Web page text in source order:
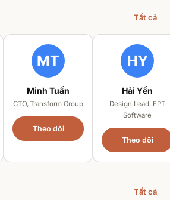
Tất cả
Minh Tuấn
CTO, Transform Group
Theo dõi
Hải Yến
Design Lead, FPT
Software
Theo dõi
Tất cả